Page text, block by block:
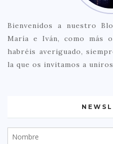
Bienvenidos a nuestro
María e Iván, como más
habréis averiguado,
la que os invitamos a